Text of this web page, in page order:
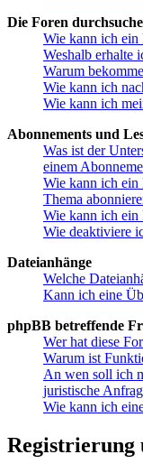
Die Foren
Wie kann ich ein
Weshalb erhalte
Warum
Wie kann ich
Wie kann ich
Abonnements und
Was ist der
einem
Wie kann ich ein
Thema
Wie kann ich ein
Wie deaktiviere
Dateianhänge
Welche
Kann ich eine
phpBB betreffende
Wer hat diese
Warum ist
An wen soll ich
juristische
Wie kann ich
Registrierung